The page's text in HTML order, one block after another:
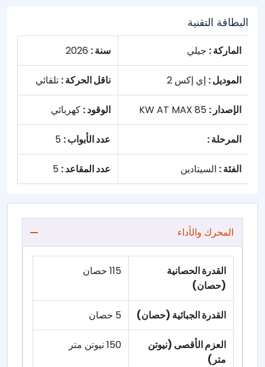
البطاقة التقنية
الماركة : جيلي سنة :
الموديل : إي إكس 2 ناقل الحركة : تلقائي
الإصدار : الوقود : كهربائي
المرحلة : عدد الأبواب :
الفئة : السيتادين عدد المقاعد :
المحرك والأداء
القدرة الحصانية
(حصان)
115 حصان
القدرة الجبائية (حصان) 5 حصان
العزم الأقصى (نيوتن
متر)
150 نيوتن متر